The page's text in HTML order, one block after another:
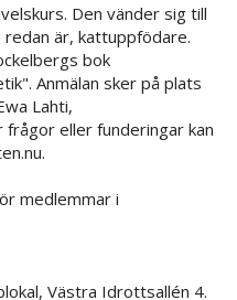
Den vänder sig till
är, kattuppfödare.
bok
Anmälan sker på plats
Lahti,
frågor eller funderingar kan
medlemmar i
Västra Idrottsallén 4.